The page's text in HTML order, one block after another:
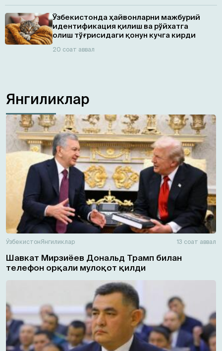
Ўзбекистонда ҳайвонларни мажбурий
идентификация қилиш ва рўйхатга
олиш тўғрисидаги қонун кучга кирди
20 соат аввал
Янгиликлар
ЎзбекистонЯнгиликлар 13 соат аввал
Шавкат Мирзиёев Дональд Трамп билан
телефон орқали мулоқот қилди